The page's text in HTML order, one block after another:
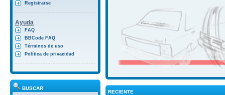
Registrarse
Ayuda
FAQ
BBCode FAQ
Términos de uso
Política de privacidad
BUSCAR
RECIENTE